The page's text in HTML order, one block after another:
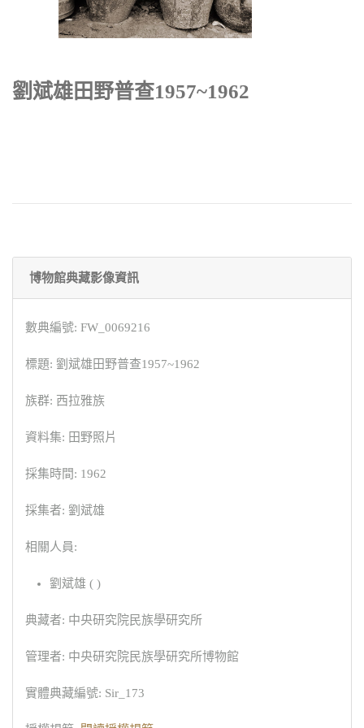
劉斌雄田野普查1957~1962
博物館典藏影像資訊
數典編號: FW_0069216
標題: 劉斌雄田野普查1957~1962
族群: 西拉雅族
資料集: 田野照片
採集時間: 1962
採集者: 劉斌雄
相關人員:
劉斌雄 ( )
典藏者: 中央研究院民族學研究所
管理者: 中央研究院民族學研究所博物館
實體典藏編號: Sir_173